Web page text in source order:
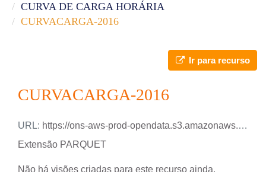
CURVA DE CARGA HORÁRIA
CURVACARGA-2016
Ir para recurso
CURVACARGA-2016
URL: https://ons-aws-prod-opendata.s3.amazonaws.com/dataset/curva-carga-ho/CURVA_CARGA_2016.parquet
Extensão PARQUET
Não há visões criadas para este recurso ainda.